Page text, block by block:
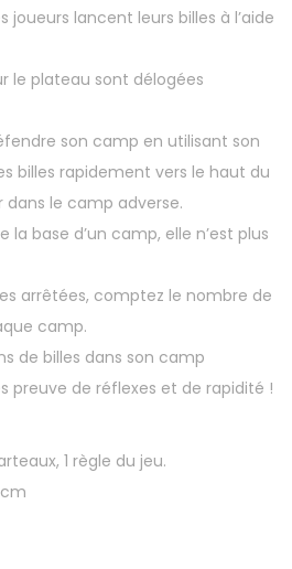
joueurs lancent leurs billes à l’aide
le plateau sont délogées
son camp en utilisant son
billes rapidement vers le haut du
le camp adverse.
la base d’un camp, elle n’est plus
arrêtées, comptez le nombre de
camp.
de billes dans son camp
preuve de réflexes et de rapidité !
1 règle du jeu.